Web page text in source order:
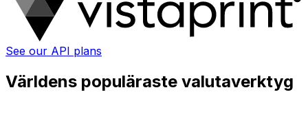
See our API plans
Världens populäraste valutaverktyg